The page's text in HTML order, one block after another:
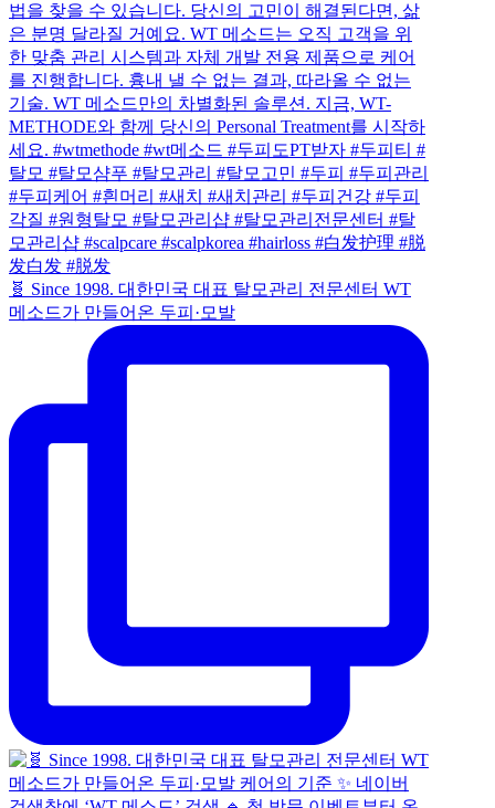
🧬 Since 1998. 대한민국 대표 탈모관리 전문센터 WT
메소드가 만들어온 두피·모발